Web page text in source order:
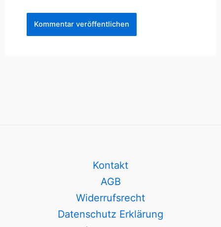
Kontakt
AGB
Widerrufsrecht
Datenschutz Erklärung